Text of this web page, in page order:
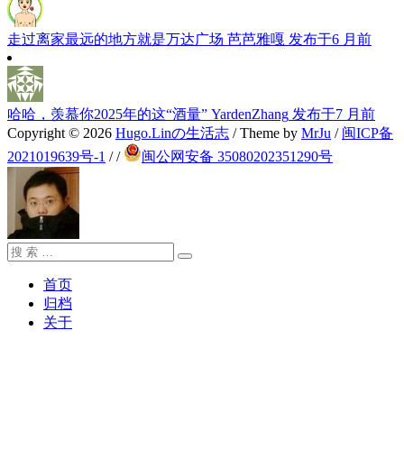
走过离家最远的地方就是万达广场 芭芭雅嘎 发布于6 月前
哈哈，羡慕你2025年的这“酒量” YardenZhang 发布于7 月前
Copyright © 2026 Hugo.Linの生活志 / Theme by MrJu / 闽ICP备
2021019639号-1 // 闽公网安备 35080202351290号
搜
搜
首页
归档
关于